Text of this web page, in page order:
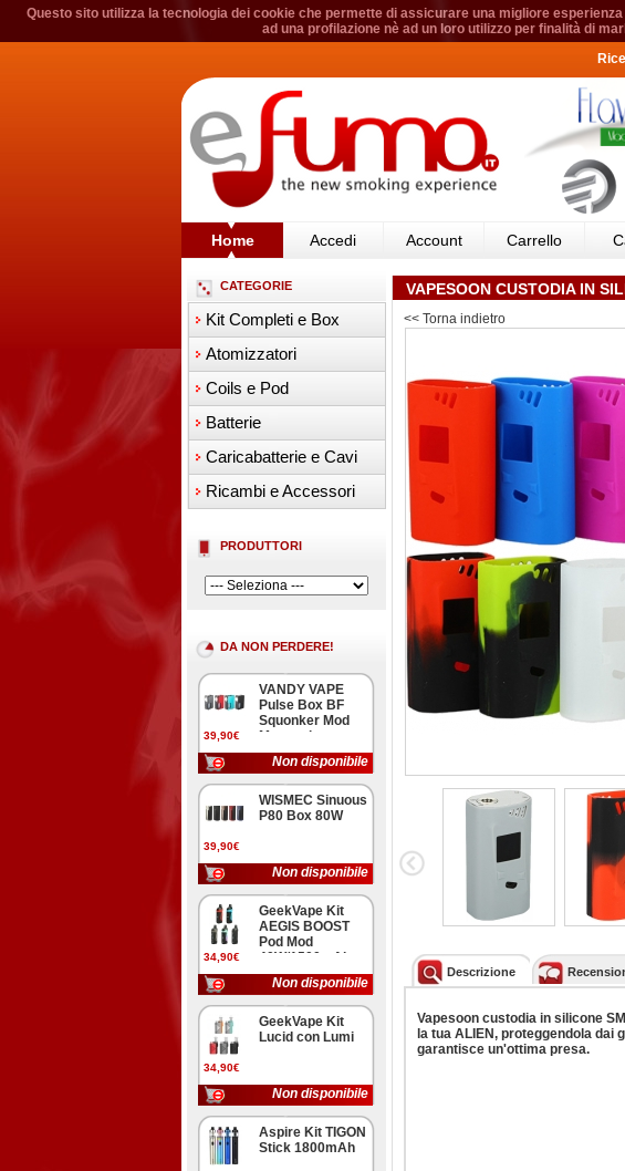
Questo sito utilizza la tecnologia dei cookie che permette di assicurare una migliore
ad una profilazione nè ad un loro utilizzo per finalità di
Home Accedi Account Carrello
CATEGORIE
Kit Completi e Box
Atomizzatori
Coils e Pod
Batterie
Caricabatterie e Cavi
Ricambi e Accessori
PRODUTTORI
DA NON PERDERE!
39,90€
VANDY VAPE
Pulse Box BF
Squonker Mod
Meccanica
Non disponibile
39,90€
WISMEC Sinuous
P80 Box 80W
Non disponibile
34,90€
GeekVape Kit
AEGIS BOOST
Pod Mod
40W/1500mAh
Non disponibile
34,90€
GeekVape Kit
Lucid con Lumi
Non disponibile
Aspire Kit TIGON
Stick 1800mAh
VAPESOON CUSTODIA IN
<< Torna indietro
Descrizione
Vapesoon custodia in silicone
la tua ALIEN, proteggendola
garantisce un'ottima presa.